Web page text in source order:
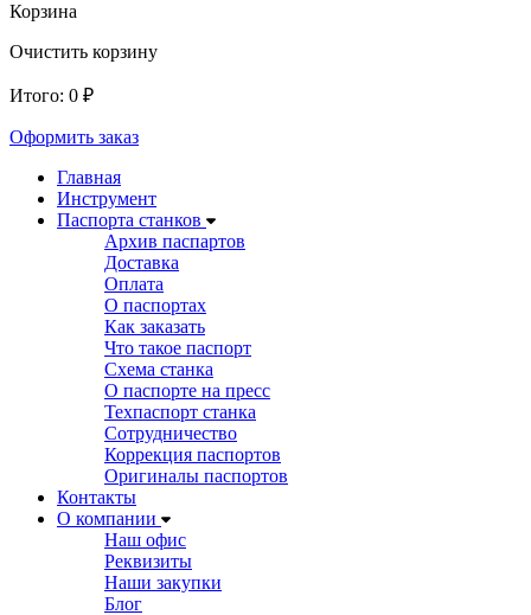
Корзина
Очистить корзину
Итого: 0 ₽
Оформить заказ
Главная
Инструмент
Паспорта станков
Архив паспартов
Доставка
Оплата
О паспортах
Как заказать
Что такое паспорт
Схема станка
О паспорте на пресс
Техпаспорт станка
Сотрудничество
Коррекция паспортов
Оригиналы паспортов
Контакты
О компании
Наш офис
Реквизиты
Наши закупки
Блог